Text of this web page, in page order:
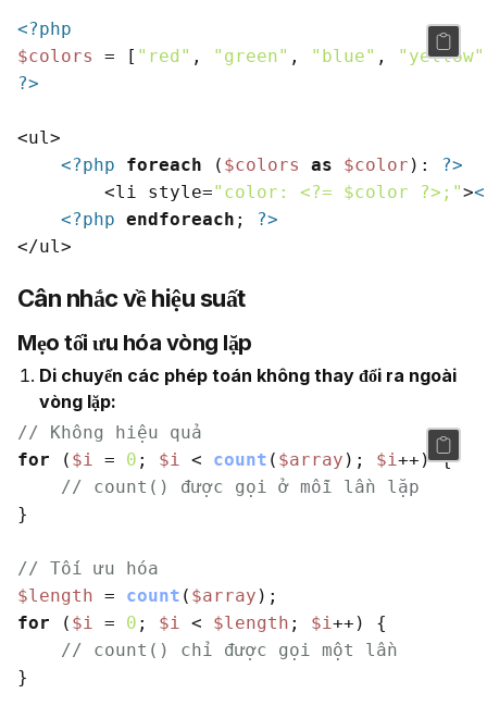
<?php
$colors
= [ "red" , "green" , "blue" ,
"yellow"
?>
<ul>
<?php
foreach ( $colors as $color ):
?>
        <li style=
"color: <?= $color ?>;">
<?php endforeach ;
?>
Cân nhắc về hiệu suất
Mẹo tối ưu hóa vòng lặp
Di chuyển các phép toán không thay đổi ra ngoài
vòng lặp:
// Không hiệu quả
for ( $i = 0 ; $i < count ( $array ); $i++) {
// count() được gọi ở mỗi lần lặp
}
// Tối ưu hóa
$length = count ( $array
for ( $i = 0 ; $i < $length ; $i++) {
// count() chỉ được gọi một lần